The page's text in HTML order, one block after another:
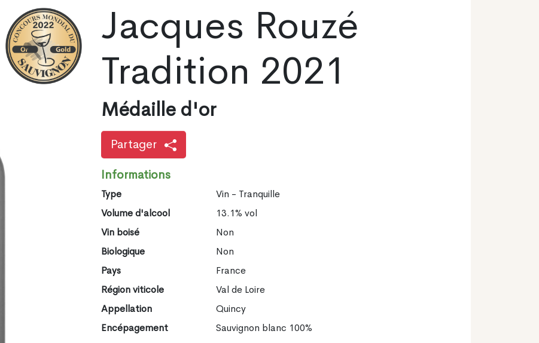
Jacques Rouzé
Tradition 2021
Médaille d'or
Partager
Informations
Type
Vin - Tranquille
Volume d'alcool
13.1% vol
Vin boisé
Non
Biologique
Non
Pays
France
Région viticole
Val de Loire
Appellation
Quincy
Encépagement
Sauvignon blanc 100%